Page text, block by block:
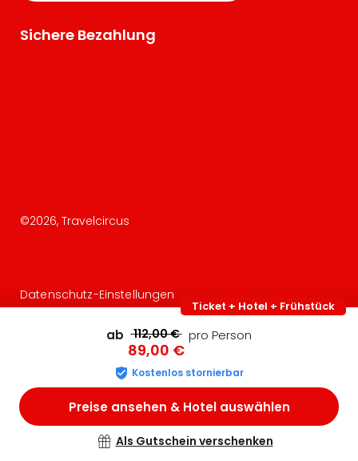
Ticket + Hotel + Frühstück
ab 112,00 €
89,00 €
pro Person
Kostenlos stornierbar
Preise ansehen & Hotel auswählen
Als Gutschein verschenken
Sichere Bezahlung
©2026, Travelcircus
Datenschutz-Einstellungen